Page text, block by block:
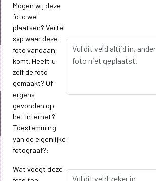
Mogen wij deze
foto wel
plaatsen? Vertel
svp waar deze
foto vandaan
komt. Heeft u
zelf de foto
gemaakt? Of
ergens
gevonden op
het internet?
Toestemming
van de eigenlijke
fotograaf?:
Wat voegt deze